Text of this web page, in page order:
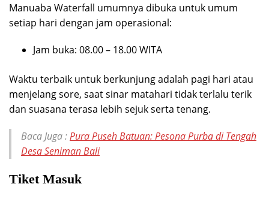
Manuaba Waterfall umumnya dibuka untuk umum
setiap hari dengan jam operasional:
Jam buka: 08.00 – 18.00 WITA
Waktu terbaik untuk berkunjung adalah pagi hari atau
menjelang sore, saat sinar matahari tidak terlalu terik
dan suasana terasa lebih sejuk serta tenang.
Baca Juga :Pura Puseh Batuan: Pesona Purba di Tengah
Desa Seniman Bali
Tiket Masuk